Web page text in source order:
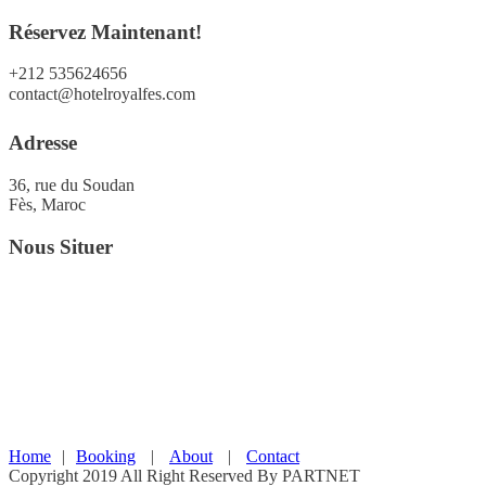
Réservez Maintenant!
+212 535624656
contact@hotelroyalfes.com
Adresse
36, rue du Soudan
Fès, Maroc
Nous Situer
Home | Booking | About |
Contact
Copyright 2019 All Right Reserved By PARTNET